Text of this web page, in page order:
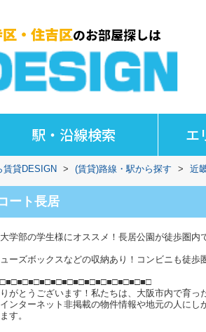
駅・沿線検索 エ
賃貸DESIGN > (賃貸)路線・駅から探す > 近
ート長居
学部の学生様にオススメ！長居公園が徒歩圏内
ーズボックスなどの収納あり！コンビニも徒歩
がとうございます！私たちは、大阪市内で育
ンターネット非掲載の物件情報や地元の人に
す。